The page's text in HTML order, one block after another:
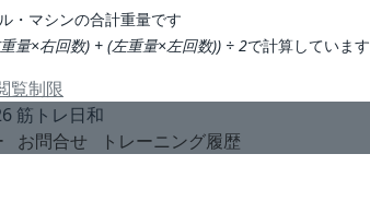
・マシンの合計重量です
量×右回数) + (左重量×左回数)) ÷ 2で計算しています
覧制限
筋トレ日和
お問合せ トレーニング履歴